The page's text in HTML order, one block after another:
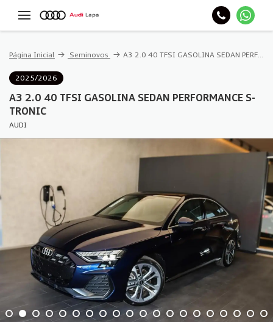
Página Inicial Seminovos A3 2.0 40 TFSI GASOLINA SEDAN PERFORMANCE S-TRONIC
2025/2026
A3 2.0 40 TFSI GASOLINA SEDAN PERFORMANCE S-
TRONIC
AUDI